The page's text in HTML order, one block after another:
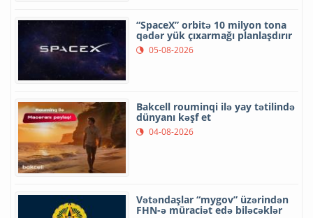
“SpaceX” orbitə 10 milyon tona
qədər yük çıxarmağı planlaşdırır
05-08-2026
Bakcell rouminqi ilə yay tətilində
dünyanı kəşf et
04-08-2026
Vətəndaşlar “mygov” üzərindən
FHN-ə müraciət edə biləcəklər